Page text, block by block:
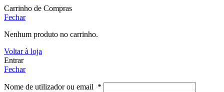
Carrinho de Compras
Fechar
Nenhum produto no carrinho.
Voltar à loja
Entrar
Fechar
Nome de utilizador ou email *